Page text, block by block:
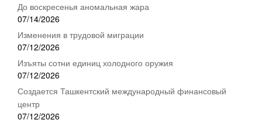
До воскресенья аномальная жара
07/14/2026
Изменения в трудовой миграции
07/12/2026
Изъяты сотни единиц холодного оружия
07/12/2026
Создается Ташкентский международный финансовый
центр
07/12/2026